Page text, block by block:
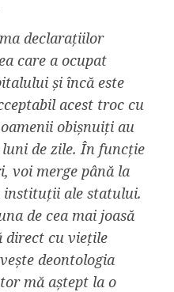
declarațiilor
care a ocupat
și încă este
acest troc cu
obișnuiți au
luni de zile. În funcție
voi merge până la
instituții ale statului.
de cea mai joasă
direct cu viețile
deontologia
mă aștept la o